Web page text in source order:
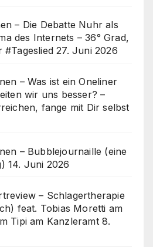
– Die Debatte Nuhr als
des Internets – 36° Grad,
#Tageslied 27. Juni 2026
– Was ist ein Oneliner
wir uns besser? –
fange mit Dir selbst
– Bubblejournaille (eine
14. Juni 2026
– Schlagertherapie
feat. Tobias Moretti am
Tipi am Kanzleramt 8.